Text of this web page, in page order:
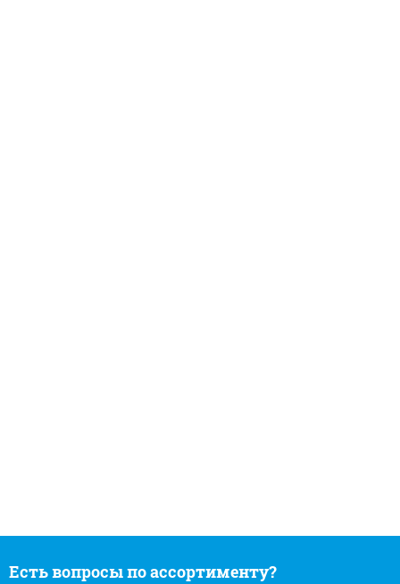
Есть вопросы по ассортименту?